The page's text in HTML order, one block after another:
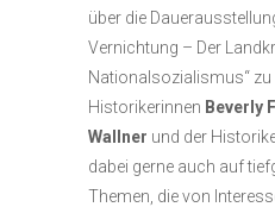
über die
Vernichtung – Der
Nationalsozialismus“ zu
Historikerinnen Beverly
Wallner und der
dabei gerne auch auf
Themen, die von